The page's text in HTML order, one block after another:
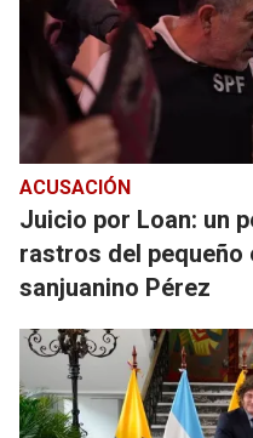
ACUSACIÓN
Juicio por Loan: un
rastros del pequeño
sanjuanino Pérez